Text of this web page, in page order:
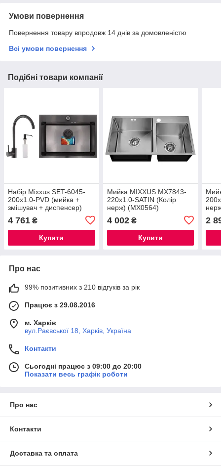
Умови повернення
Повернення товару впродовж 14 днів за домовленістю
Всі умови повернення
Подібні товари компанії
Набір Mixxus SET-6045-
200x1.0-PVD (мийка +
змішувач + диспенсер)
4 761 ₴
Купити
Мийка MIXXUS MX7843-
220x1.0-SATIN (Колір
нерж) (MX0564)
4 002₴
Купити
2
Про нас
99% позитивних з 210 відгуків за рік
Працює з 29.08.2016
м. Харків
вул.Раєвської 18, Харків, Україна
Контакти
Сьогодні працює з 09:00 до 20:00
Показати весь графік роботи
Про нас
Контакти
Доставка та оплата